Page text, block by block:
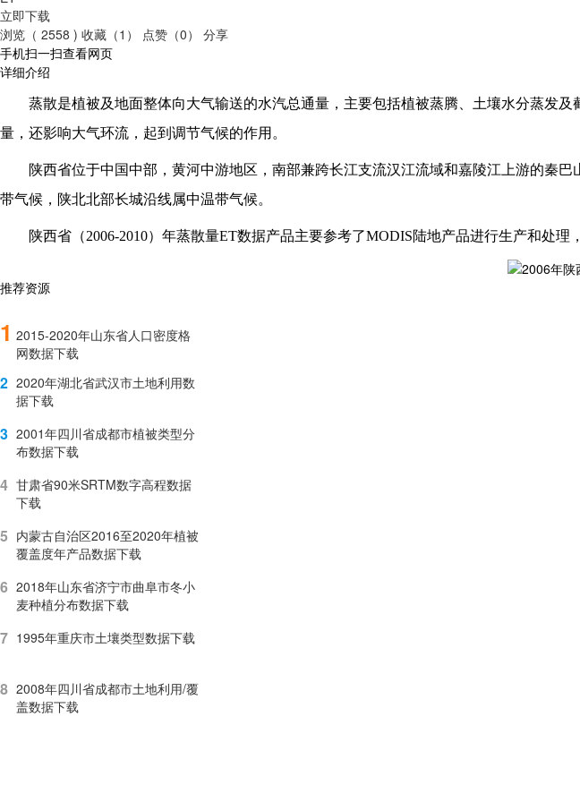
立即下载
浏览（ 2558 ) 收藏（1） 点赞（0）
分享
手机扫一扫查看网页
详细介绍
蒸散是植被及地面整体向大气输送的水汽总通量，主要包括植被蒸腾、土壤水分蒸发
量，还影响大气环流，起到调节气候的作用。
陕西省位于中国中部，黄河中游地区，南部兼跨长江支流汉江流域和嘉陵江上游的秦
带气候，陕北北部长城沿线属中温带气候。
陕西省（2006-2010）年蒸散量ET数据产品主要参考了MODIS陆地产品进行生产和处理
推荐资源
1 2015-2020年山东省人口密度格
网数据下载
2 2020年湖北省武汉市土地利用数
据下载
3 2001年四川省成都市植被类型分
布数据下载
4 甘肃省90米SRTM数字高程数据
下载
5 内蒙古自治区2016至2020年植被
覆盖度年产品数据下载
6 2018年山东省济宁市曲阜市冬小
麦种植分布数据下载
7 1995年重庆市土壤类型数据下载
8 2008年四川省成都市土地利用/覆
盖数据下载